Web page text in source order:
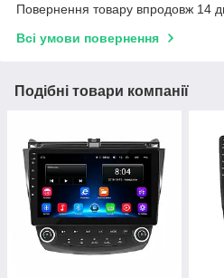
Повернення товару впродовж 14
Всі умови повернення
Подібні товари компанії